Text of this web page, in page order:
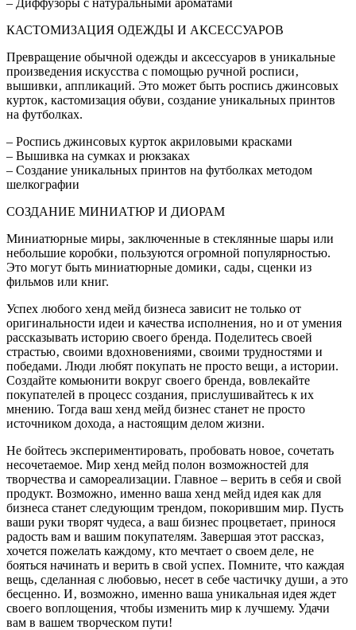
КАСТОМИЗАЦИЯ ОДЕЖДЫ И АКСЕССУАРОВ
Превращение обычной одежды и аксессуаров в уникальные
произведения искусства с помощью ручной росписи‚
вышивки‚ аппликаций. Это может быть роспись джинсовых
курток‚ кастомизация обуви‚ создание уникальных принтов
на футболках.
– Роспись джинсовых курток акриловыми красками
– Вышивка на сумках и рюкзаках
– Создание уникальных принтов на футболках методом
шелкографии
СОЗДАНИЕ МИНИАТЮР И ДИОРАМ
Миниатюрные миры‚ заключенные в стеклянные шары или
небольшие коробки‚ пользуются огромной популярностью.
Это могут быть миниатюрные домики‚ сады‚ сценки из
фильмов или книг.
Успех любого хенд мейд бизнеса зависит не только от
оригинальности идеи и качества исполнения‚ но и от умения
рассказывать историю своего бренда. Поделитесь своей
страстью‚ своими вдохновениями‚ своими трудностями и
победами. Люди любят покупать не просто вещи‚ а истории.
Создайте комьюнити вокруг своего бренда‚ вовлекайте
покупателей в процесс создания‚ прислушивайтесь к их
мнению. Тогда ваш хенд мейд бизнес станет не просто
источником дохода‚ а настоящим делом жизни.
Не бойтесь экспериментировать‚ пробовать новое‚ сочетать
несочетаемое. Мир хенд мейд полон возможностей для
творчества и самореализации. Главное – верить в себя и свой
продукт. Возможно‚ именно ваша хенд мейд идея как для
бизнеса станет следующим трендом‚ покорившим мир. Пусть
ваши руки творят чудеса‚ а ваш бизнес процветает‚ принося
радость вам и вашим покупателям. Завершая этот рассказ‚
хочется пожелать каждому‚ кто мечтает о своем деле‚ не
бояться начинать и верить в свой успех. Помните‚ что каждая
вещь‚ сделанная с любовью‚ несет в себе частичку души‚ а это
бесценно. И‚ возможно‚ именно ваша уникальная идея ждет
своего воплощения‚ чтобы изменить мир к лучшему. Удачи
вам в вашем творческом пути!